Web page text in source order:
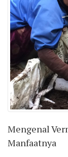
Mengenal
Manfaatnya